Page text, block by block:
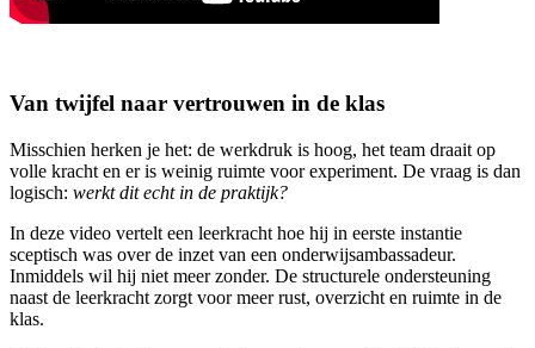
Van twijfel naar vertrouwen in de klas
Misschien herken je het: de werkdruk is hoog, het team draait op
volle kracht en er is weinig ruimte voor experiment. De vraag is dan
logisch: werkt dit echt in de praktijk?
In deze video vertelt een leerkracht hoe hij in eerste instantie
sceptisch was over de inzet van een onderwijsambassadeur.
Inmiddels wil hij niet meer zonder. De structurele ondersteuning
naast de leerkracht zorgt voor meer rust, overzicht en ruimte in de
klas.